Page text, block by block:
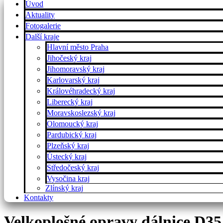
Úvod
Aktuality
Fotogalerie
Další kraje
Hlavní město Praha
Jihočeský kraj
Jihomoravský kraj
Karlovarský kraj
Královéhradecký kraj
Liberecký kraj
Moravskoslezský kraj
Olomoucký kraj
Pardubický kraj
Plzeňský kraj
Ústecký kraj
Středočeský kraj
Vysočina kraj
Zlínský kraj
Kontakty